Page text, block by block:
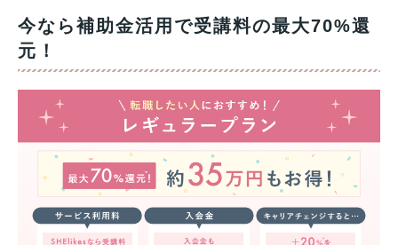
今なら補助金活用で受講料の最大70%還
元！